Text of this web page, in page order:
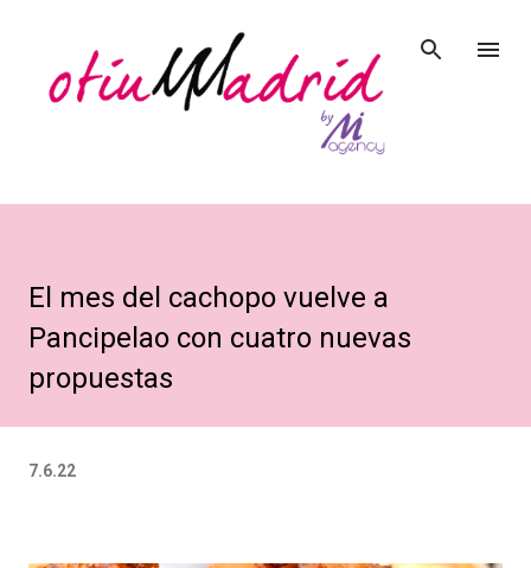
Ir al contenido principal
El mes del cachopo vuelve a
Pancipelao con cuatro nuevas
propuestas
7.6.22